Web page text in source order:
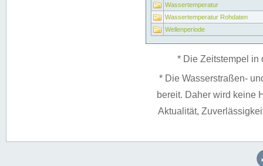
Wassertemperatur
Wassertemperatur Rohdaten
Wellenperiode
* Die Zeitstempel in
* Die Wasserstraßen-
bereit. Daher wird keine
Aktualität,